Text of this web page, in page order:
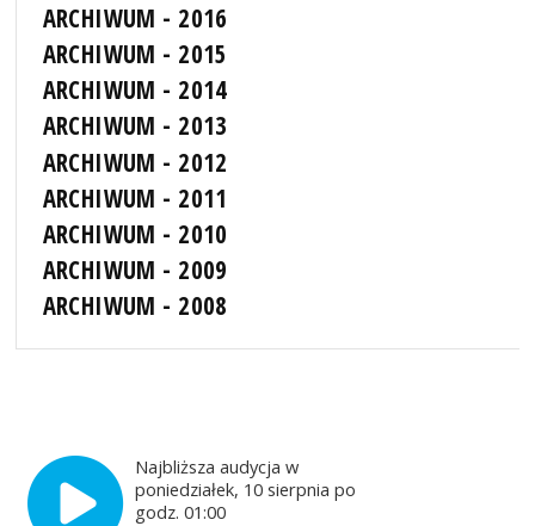
ARCHIWUM - 2016
ARCHIWUM - 2015
ARCHIWUM - 2014
ARCHIWUM - 2013
ARCHIWUM - 2012
ARCHIWUM - 2011
ARCHIWUM - 2010
ARCHIWUM - 2009
ARCHIWUM - 2008
Najbliższa audycja w
poniedziałek, 10 sierpnia po
godz. 01:00